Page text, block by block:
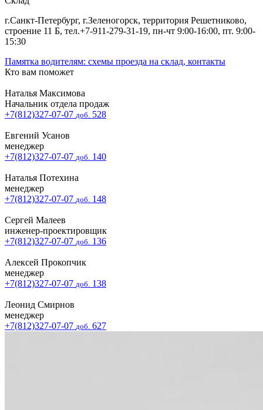
г.Санкт-Петербург, г.Зеленогорск, территория Решетниково,
строение 11 Б, тел.+7-911-279-31-19, пн-чт 9:00-16:00, пт. 9:00-
15:30
Памятка водителям: схемы проезда на склад, контакты
Кто вам поможет
Наталья Максимова
Начальник отдела продаж
+7(812)327-07-07 доб. 528
Евгений Усанов
менеджер
+7(812)327-07-07 доб. 140
Наталья Потехина
менеджер
+7(812)327-07-07 доб. 148
Сергей Малеев
инженер-проектировщик
+7(812)327-07-07 доб. 136
Алексей Прокопчик
менеджер
+7(812)327-07-07 доб. 138
Леонид Смирнов
менеджер
+7(812)327-07-07 доб. 627